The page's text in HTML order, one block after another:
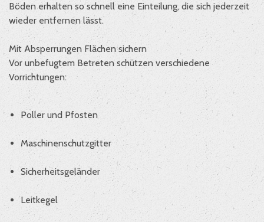
Böden erhalten so schnell eine Einteilung, die sich jederzeit
wieder entfernen lässt.
Mit Absperrungen Flächen sichern
Vor unbefugtem Betreten schützen verschiedene
Vorrichtungen:
Poller und Pfosten
Maschinenschutzgitter
Sicherheitsgeländer
Leitkegel